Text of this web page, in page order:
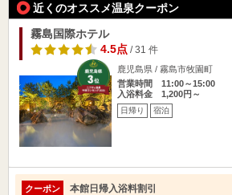
近くのオススメ温泉クーポン
霧島国際ホテル
4.5点/ 31 件
鹿児島県 / 霧島市牧園町
営業時間 11:00～15:00
入浴料金 1,200円～
日帰り 宿泊
クーポン 本館日帰入浴料割引